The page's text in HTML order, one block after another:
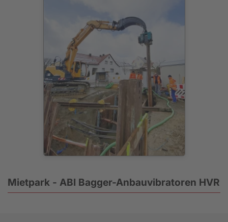
Mietpark - ABI Bagger-Anbauvibratoren HVR